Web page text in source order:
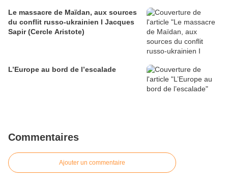
Le massacre de Maïdan, aux sources
du conflit russo-ukrainien I Jacques
Sapir (Cercle Aristote)
L’Europe au bord de l’escalade
Commentaires
Ajouter un commentaire